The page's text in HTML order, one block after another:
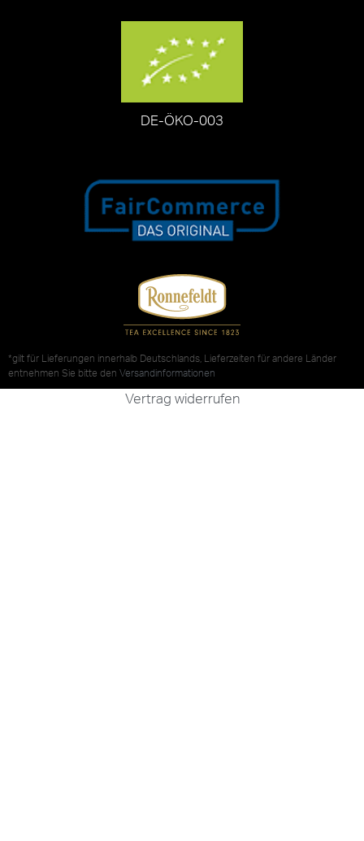
DE-ÖKO-003
*gilt für Lieferungen innerhalb Deutschlands, Lieferzeiten für andere Länder
entnehmen Sie bitte den Versandinformationen
Vertrag widerrufen